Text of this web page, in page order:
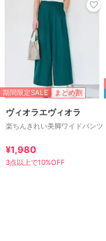
期間限定SALE まとめ割
ヴィオラエヴィオラ
楽ちんきれい美脚ワイドパンツ
¥1,980
3点以上で10%OFF